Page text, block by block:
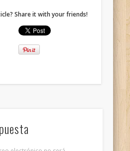
Share it with your friends!